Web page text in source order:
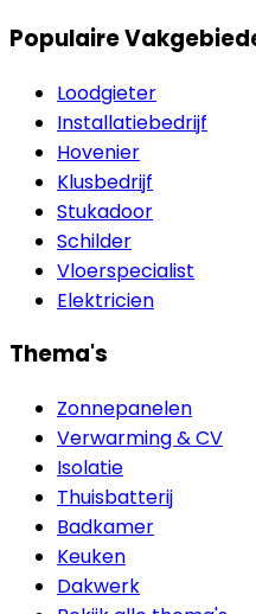
Populaire
Loodgieter
Installatiebedrijf
Hovenier
Klusbedrijf
Stukadoor
Schilder
Vloerspecialist
Elektricien
Thema's
Zonnepanelen
Verwarming & CV
Isolatie
Thuisbatterij
Badkamer
Keuken
Dakwerk